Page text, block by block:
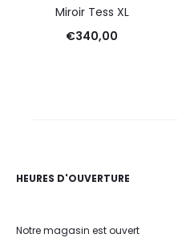
Miroir Tess XL
€340,00
HEURES D'OUVERTURE
Notre magasin est ouvert